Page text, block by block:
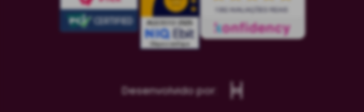
Desenvolvido por: